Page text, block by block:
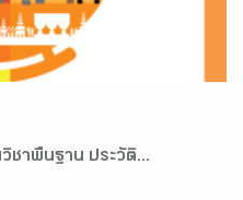
ชาพื้นฐาน ประวัติ...